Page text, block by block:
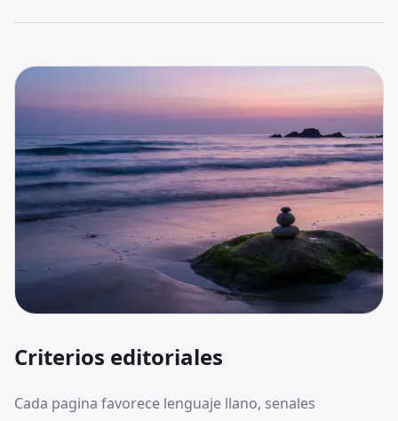
Criterios editoriales
Cada pagina favorece lenguaje llano, senales